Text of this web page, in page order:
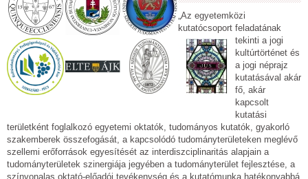
„Az egyetemközi
kutatócsoport feladatának
tekinti a jogi
kultúrtörténet és
a jogi néprajz
kutatásával akár
fő, akár
kapcsolt
kutatási
területként foglalkozó egyetemi oktatók, tudományos kutatók, gyakorló
szakemberek összefogását, a kapcsolódó tudományterületeken meglévő
szellemi erőforrások egyesítését az interdiszciplinaritás alapjain a
tudományterületek szinergiája jegyében a tudományterület fejlesztése, a
színvonalas oktató-előadói tevékenység és a kutatómunka hatékonyabbá